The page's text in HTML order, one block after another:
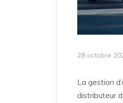
28 octobre
La gestion
distributeur